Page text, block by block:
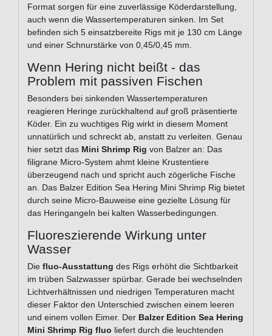
Format sorgen für eine zuverlässige Köderdarstellung,
auch wenn die Wassertemperaturen sinken. Im Set
befinden sich 5 einsatzbereite Rigs mit je 130 cm Länge
und einer Schnurstärke von 0,45/0,45 mm.
Wenn Hering nicht beißt - das
Problem mit passiven Fischen
Besonders bei sinkenden Wassertemperaturen
reagieren Heringe zurückhaltend auf groß präsentierte
Köder. Ein zu wuchtiges Rig wirkt in diesem Moment
unnatürlich und schreckt ab, anstatt zu verleiten. Genau
hier setzt das Mini Shrimp Rig von Balzer an: Das
filigrane Micro-System ahmt kleine Krustentiere
überzeugend nach und spricht auch zögerliche Fische
an. Das Balzer Edition Sea Hering Mini Shrimp Rig bietet
durch seine Micro-Bauweise eine gezielte Lösung für
das Heringangeln bei kalten Wasserbedingungen.
Fluoreszierende Wirkung unter
Wasser
Die fluo-Ausstattung des Rigs erhöht die Sichtbarkeit
im trüben Salzwasser spürbar. Gerade bei wechselnden
Lichtverhältnissen und niedrigen Temperaturen macht
dieser Faktor den Unterschied zwischen einem leeren
und einem vollen Eimer. Der Balzer Edition Sea Hering
Mini Shrimp Rig fluo liefert durch die leuchtenden